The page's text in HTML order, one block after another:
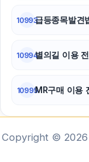
10993급등종목발
10994별의길 이용
10995MR구매 이용
Copyright © 2026